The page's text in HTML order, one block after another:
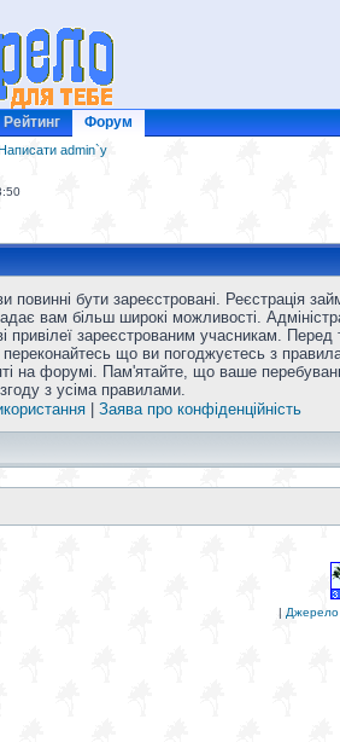
Рейтинг Форум
admin`у
бути зареєстровані. Реєстрація
вам більш широкі можливості.
привілеї зареєстрованим учасникам. Перед
переконайтесь що ви погоджуєтесь з
на форумі. Пам'ятайте, що ваше
з усіма правилами.
Заява про конфіденційність
| Джерело